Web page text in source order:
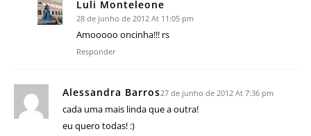
Luli Monteleone
28 de junho de 2012 At 11:05 pm
Amooooo oncinha!!! rs
Responder
Alessandra Barros27 de junho de 2012 At 7:36 pm
cada uma mais linda que a outra!
eu quero todas! :)